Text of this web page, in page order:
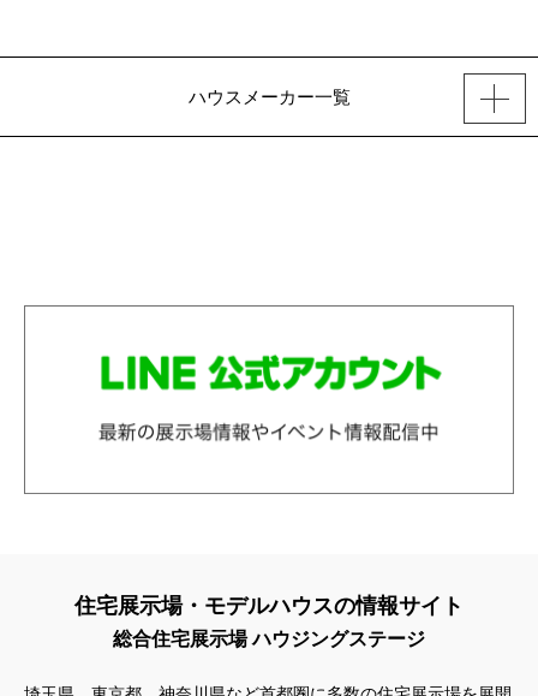
ハウスメーカー一覧
住宅展示場・モデルハウスの情報サイト
総合住宅展示場 ハウジングステージ